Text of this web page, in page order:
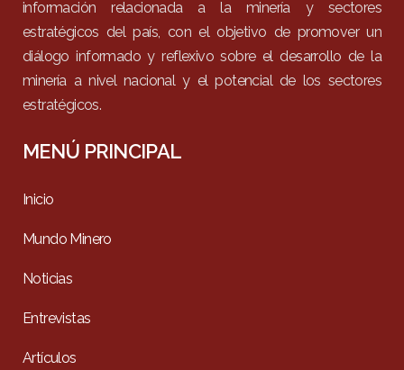
información relacionada a la minería y sectores
estratégicos del país, con el objetivo de promover un
diálogo informado y reflexivo sobre el desarrollo de la
minería a nivel nacional y el potencial de los sectores
estratégicos.
MENÚ PRINCIPAL
Inicio
Mundo Minero
Noticias
Entrevistas
Artículos